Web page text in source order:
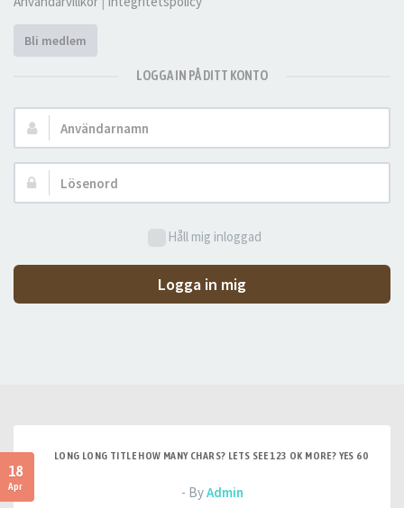
Bli medlem
LOGGA IN PÅ DITT KONTO
Användarnamn:
Lösenord:
Håll mig inloggad
Logga in mig
18
Apr
LONG LONG TITLE HOW MANY CHARS? LETS SEE 123 OK MORE? YES 60
- ByAdmin